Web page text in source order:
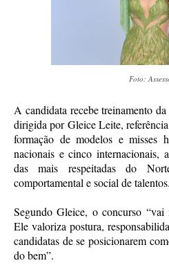
Foto:
A candidata recebe treinamento
dirigida por Gleice Leite,
formação de modelos e
nacionais e cinco internacionais,
das mais respeitadas do
comportamental e social de talentos.
Segundo Gleice, o concurso
Ele valoriza postura,
candidatas de se posicionarem
do bem”.